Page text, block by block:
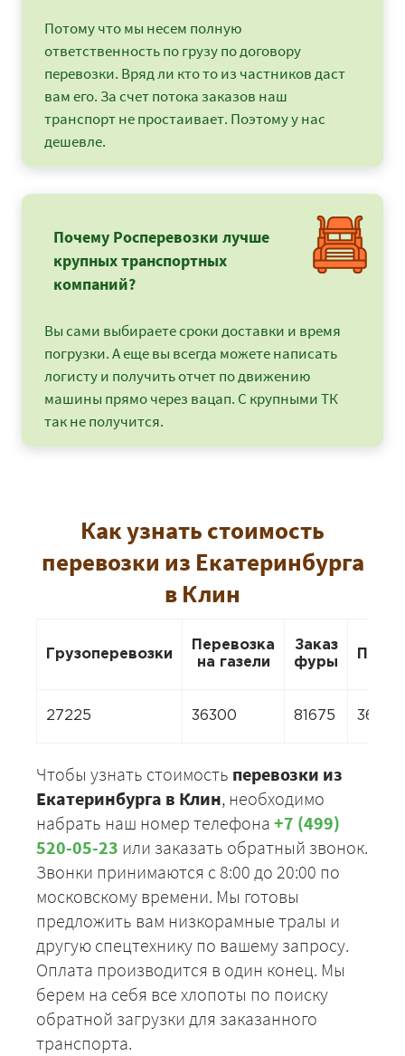
Потому что мы несем полную
ответственность по грузу по договору
перевозки. Вряд ли кто то из частников даст
вам его. За счет потока заказов наш
транспорт не простаивает. Поэтому у нас
дешевле.
Почему Росперевозки лучше
крупных транспортных
компаний?
Вы сами выбираете сроки доставки и время
погрузки. А еще вы всегда можете написать
логисту и получить отчет по движению
машины прямо через вацап. С крупными ТК
так не получится.
Как узнать стоимость
перевозки из Екатеринбурга
в Клин
Грузоперевозки
Перевозка
на газели
Заказ
фуры
27225 36300 81675 36300
Чтобы узнать стоимость перевозки из
Екатеринбурга в Клин, необходимо
набрать наш номер телефона +7 (499)
520-05-23 или заказать обратный звонок.
Звонки принимаются с 8:00 до 20:00 по
московскому времени. Мы готовы
предложить вам низкорамные тралы и
другую спецтехнику по вашему запросу.
Оплата производится в один конец. Мы
берем на себя все хлопоты по поиску
обратной загрузки для заказанного
транспорта.